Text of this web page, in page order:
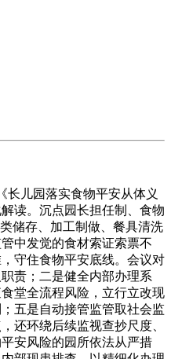
儿园落实食物平安从体义
读。沉点园长担任制、食物
储存、加工制做、餐具清洗
中发觉的食材索证索票不
守住食物平安底线。会议对
责；二是健全内部办理系
堂全流程风险，立行立改现
五是自动接管监管取社会监
还环绕后续监视查抄尺度、
安风险的园所依法从严措